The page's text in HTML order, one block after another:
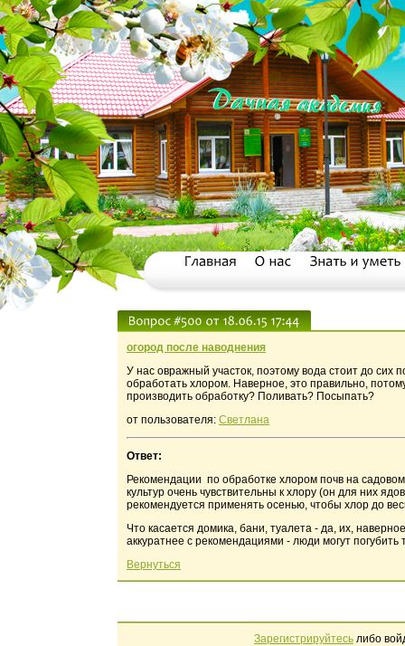
огород после наводнения
У нас овражный участок, поэтому вода стоит до сих
обработать хлором. Наверное, это правильно,
производить обработку? Поливать? Посыпать?
от пользователя: Светлана
Ответ:
Рекомендации по обработке хлором почв на
культур очень чувствительны к хлору (он для них
рекомендуется применять осенью, чтобы хлор до
Что касается домика, бани, туалета - да, их,
аккуратнее с рекомендациями - люди могут
Вернуться
Зарегистрируйтесь либо